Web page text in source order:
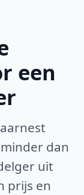
een
dan
uit
prijs en